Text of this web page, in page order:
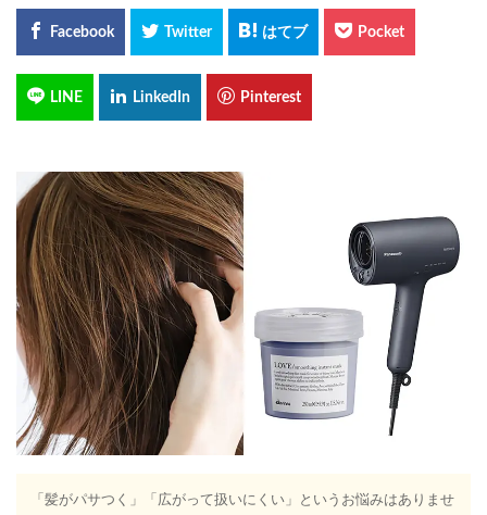
「髪がパサつく」「広がって扱いにくい」というお悩みはありませ